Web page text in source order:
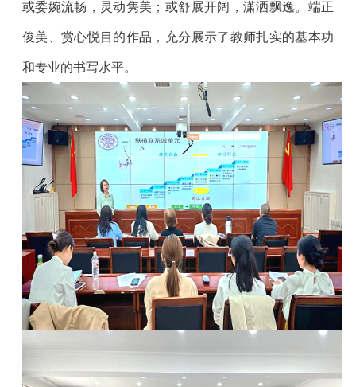
或委婉流畅，灵动隽美；或舒展开阔，潇洒飘逸。端正
俊美、赏心悦目的作品，充分展示了教师扎实的基本功
和专业的书写水平。